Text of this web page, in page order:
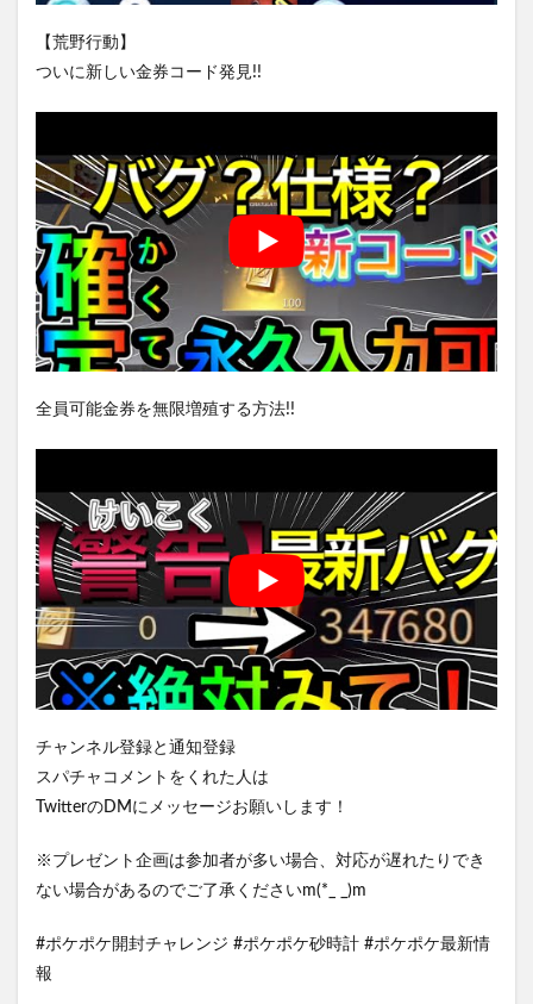
【荒野行動】
ついに新しい金券コード発見!!
全員可能金券を無限増殖する方法!!
チャンネル登録と通知登録
スパチャコメントをくれた人は
TwitterのDMにメッセージお願いします！
※プレゼント企画は参加者が多い場合、対応が遅れたりでき
ない場合があるのでご了承くださいm(*_ _)m
#ポケポケ開封チャレンジ #ポケポケ砂時計 #ポケポケ最新情
報